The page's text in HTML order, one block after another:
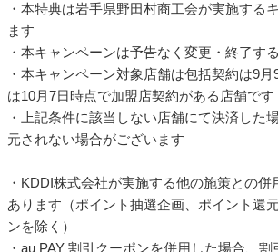
・本特典は岩手県野田村商工会が実施する
ます
・本キャンペーンは予告なく変更・終了す
・本キャンペーン対象店舗は包括契約は9
は10月7日時点で加盟店契約がある店舗です
・上記条件に該当しない店舗にて決済した
元されない場合がございます
・KDDI株式会社が実施する他の施策との
あります（ポイント抽選企画、ポイント還
ンを除く）
・au PAY 割引クーポンを併用した場合、